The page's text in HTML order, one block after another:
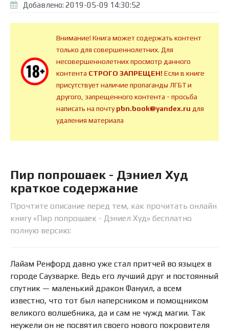
Добавлено: 2019-05-09 14:30:52
Внимание! Книга может содержать контент
только для совершеннолетних. Для
несовершеннолетних просмотр данного
контента СТРОГО ЗАПРЕЩЕН!Если в книге
присутствует наличие пропаганды ЛГБТ и
другого, запрещенного контента - просьба
написать на почтуpbn.book@yandex.ru для
удаления материала
Пир попрошаек - Дэниел Худ
краткое содержание
Прочтите описание перед тем, как прочитать онлайн
книгу «Пир попрошаек - Дэниел Худ» бесплатно
полную версию:
Лайам Ренфорд давно уже стал притчей во языцех в
городе Саузварке. Ведь его лучший друг и постоянный
спутник — маленький дракон Фануил, а всем
известно, что тот был наперсником и помощником
великого волшебника, да и сам не чужд магии. Так
неужели он не посвятил своего нового покровителя